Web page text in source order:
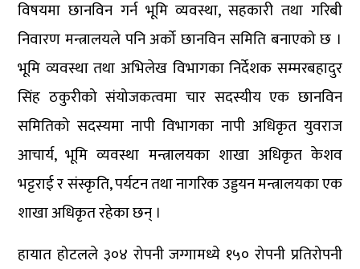
विषयमा छानविन गर्न भूमि व्यवस्था, सहकारी तथा गरिबी
निवारण मन्त्रालयले पनि अर्को छानविन समिति बनाएको छ ।
भूमि व्यवस्था तथा अभिलेख विभागका निर्देशक सम्मरबहादुर
सिंह ठकुरीको संयोजकत्वमा चार सदस्यीय एक छानविन
समितिको सदस्यमा नापी विभागका नापी अधिकृत युवराज
आचार्य, भूमि व्यवस्था मन्त्रालयका शाखा अधिकृत केशव
भट्टराई र संस्कृति, पर्यटन तथा नागरिक उड्डयन मन्त्रालयका एक
शाखा अधिकृत रहेका छन् ।
हायात होटलले ३०४ रोपनी जग्गामध्ये १५० रोपनी प्रतिरोपनी